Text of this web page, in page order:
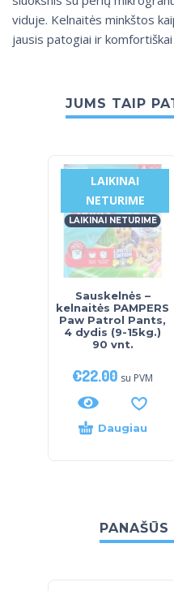
viduje. Kelnaitės minkštos
jausis patogiai ir
JUMS TAIP
LAIKINAI
NETURIME
LAIKINAI NETURIME
Sauskelnės –
kelnaitės PAMPERS
Paw Patrol Pants,
4 dydis (9-15kg.)
90 vnt.
€22.00 su PVM
Daugiau